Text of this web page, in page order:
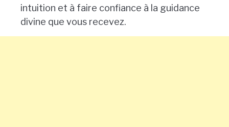
intuition et à faire confiance à la guidance
divine que vous recevez.